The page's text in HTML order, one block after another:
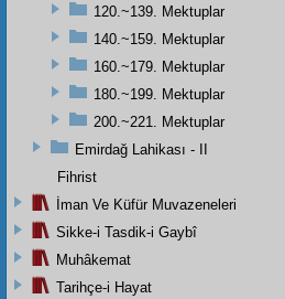
120.~139. Mektuplar
140.~159. Mektuplar
160.~179. Mektuplar
180.~199. Mektuplar
200.~221. Mektuplar
Emirdağ Lahikası - II
Fihrist
İman Ve Küfür Muvazeneleri
Sikke-i Tasdik-i Gaybî
Muhâkemat
Tarihçe-i Hayat